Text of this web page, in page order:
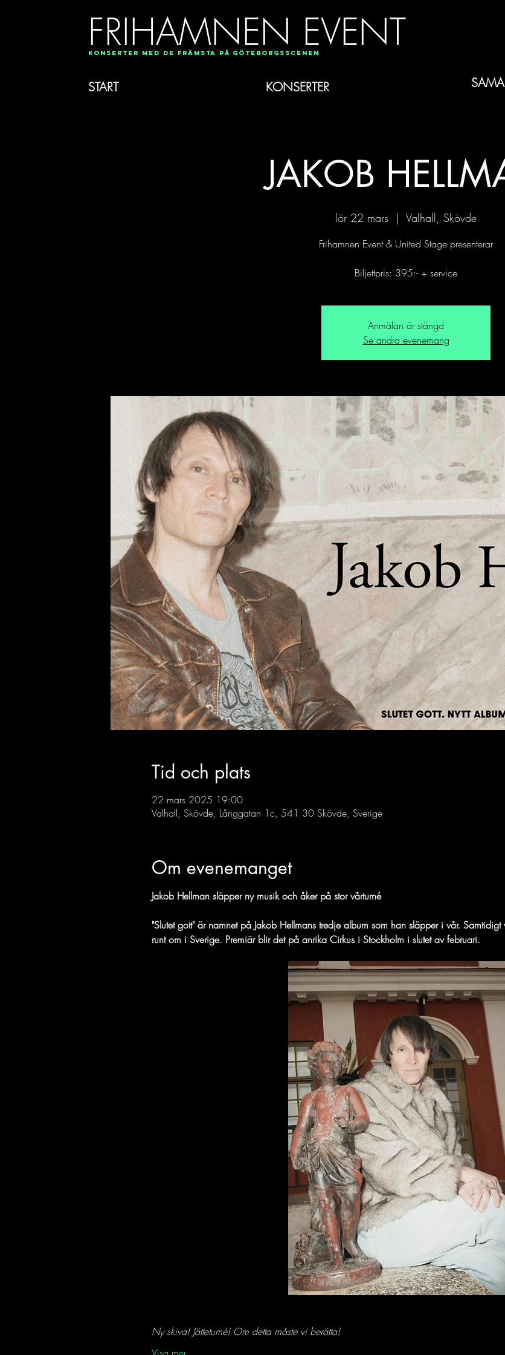
Konserter med de främsta på Göteborgsscenen
FRIHAMNEN EVENT
START KONSERTER
JAKOB
lör 22 mars
  |
Valhall, Skövde
Frihamnen Event & United Stage presenterar
Biljettpris: 395:- + service
Anmälan är stängd
Se andra evenemang
Tid och plats
22 mars 2025 19:00
Valhall, Skövde, Långgatan 1c, 541 30 Skövde, Sverige
Om evenemanget
Jakob Hellman släpper ny musik och åker på stor vårturné
"Slutet gott" är namnet på Jakob Hellmans tredje album som han släpper i vår.
runt om i Sverige. Premiär blir det på anrika Cirkus i Stockholm i slutet av februari.﻿
Ny skiva! Jätteturné! Om detta måste vi berätta!